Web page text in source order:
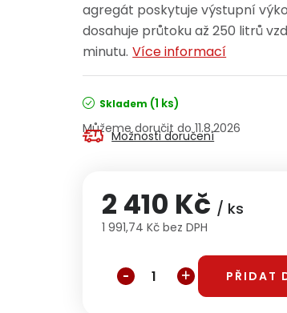
agregát poskytuje výstupní
dosahuje průtoku až 250 litrů
minutu. Více informací
Skladem (1 ks)
11.8.2026
Možnosti doručení
2 410 Kč / ks
1 991,74 Kč bez DPH
PŘIDAT